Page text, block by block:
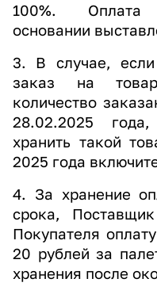
100%. Оплата
основании
3. В случае,
заказ на
количество
28.02.2025
хранить такой
2025 года
4. За хранение
срока,
Покупателя
20 рублей за
хранения после